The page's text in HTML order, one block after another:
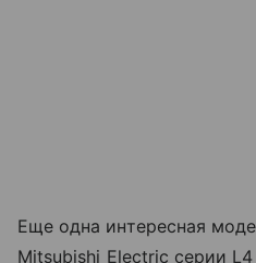
Еще одна интересная
Mitsubishi Electric серии